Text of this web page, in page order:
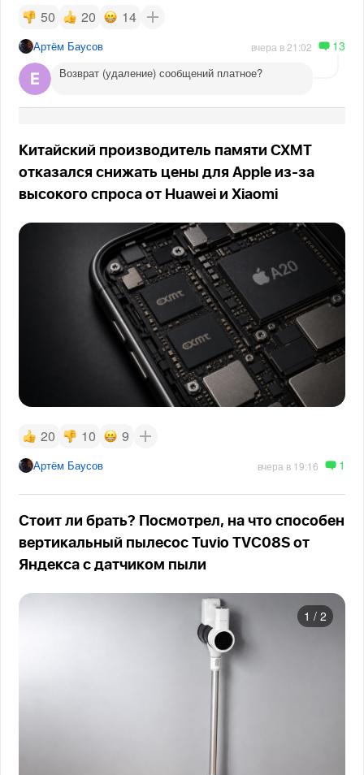
50 20 14
Артём Баусов вчера в 21:02 13
Возврат (удаление) сообщений платное?
Китайский производитель памяти CXMT
отказался снижать цены для Apple из-за
высокого спроса от Huawei и Xiaomi
20 10 9
Артём Баусов вчера в 19:16 1
Стоит ли брать? Посмотрел, на что способен
вертикальный пылесос Tuvio TVC08S от
Яндекса с датчиком пыли
1 / 2